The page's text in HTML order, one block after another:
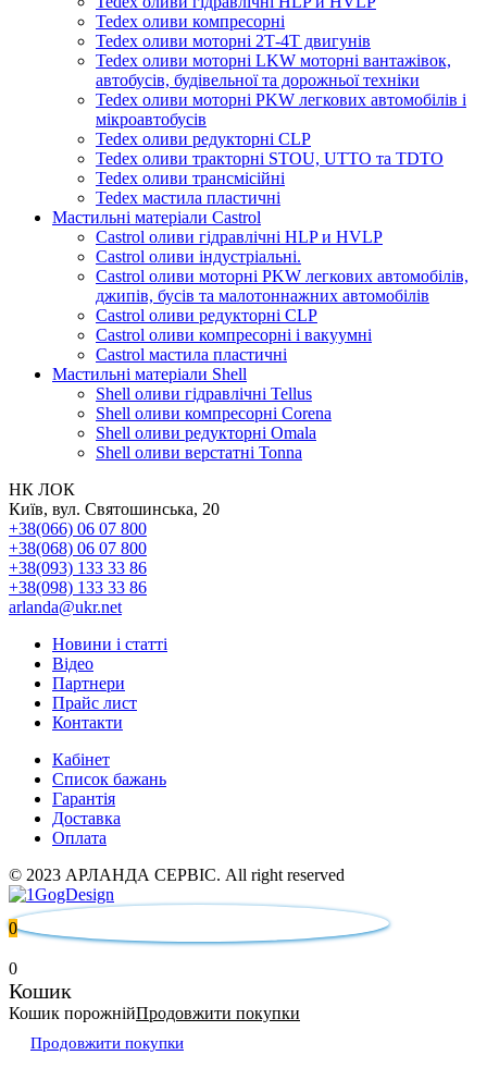
Tedex оливи компресорні
Tedex оливи моторні 2Т-4Т двигунів
Tedex оливи моторні LKW моторні вантажівок,
автобусів, будівельної та дорожньої техніки
Tedex оливи моторні PKW легкових автомобілів і
мікроавтобусів
Tedex оливи редукторні CLP
Tedex оливи тракторні STOU, UTTO та TDTO
Tedex оливи трансмісійні
Tedex мастила пластичні
Мастильні матеріали Castrol
Castrol оливи гідравлічні HLP и HVLP
Castrol оливи індустріальні.
Castrol оливи моторні PKW легкових автомобілів,
джипів, бусів та малотоннажних автомобілів
Castrol оливи редукторні CLP
Castrol оливи компресорні і вакуумні
Castrol мастила пластичні
Мастильні матеріали Shell
Shell оливи гідравлічні Tellus
Shell оливи компресорні Corena
Shell оливи редукторні Omala
Shell оливи верстатні Tonna
НК ЛОК
Київ, вул. Святошинська, 20
+38(066) 06 07 800
+38(068) 06 07 800
+38(093) 133 33 86
+38(098) 133 33 86
arlanda@ukr.net
Новини і статті
Відео
Партнери
Прайс лист
Контакти
Кабінет
Список бажань
Гарантія
Доставка
Оплата
© 2023 АРЛАНДА СЕРВІС. All right reserved
0
0
Кошик
Кошик порожнійПродовжити покупки
Продовжити покупки